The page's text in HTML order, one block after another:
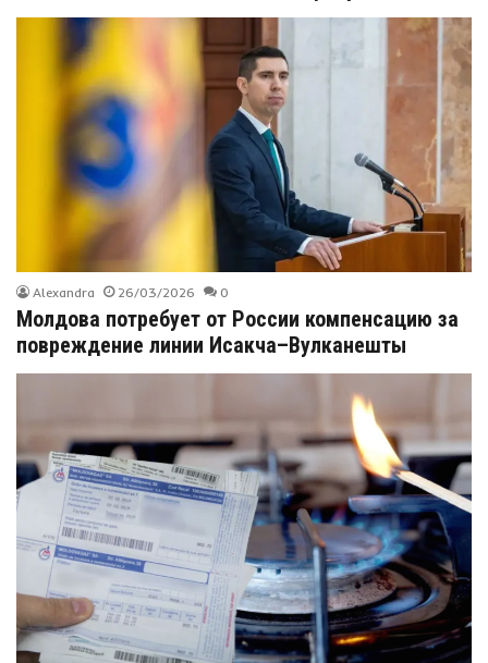
Alexandra 26/03/2026 0
Молдова потребует от России компенсацию за
повреждение линии Исакча–Вулканешты